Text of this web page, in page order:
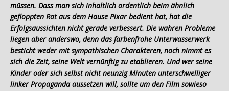
müssen. Dass man sich inhaltlich ordentlich beim ähnlich
gefloppten Rot aus dem Hause Pixar bedient hat, hat die
Erfolgsaussichten nicht gerade verbessert. Die wahren Probleme
liegen aber anderswo, denn das farbenfrohe Unterwasserwerk
besticht weder mit sympathischen Charakteren, noch nimmt es
sich die Zeit, seine Welt vernünftig zu etablieren. Und wer seine
Kinder oder sich selbst nicht neunzig Minuten unterschwelliger
linker Propaganda aussetzen will, sollte um den Film sowieso